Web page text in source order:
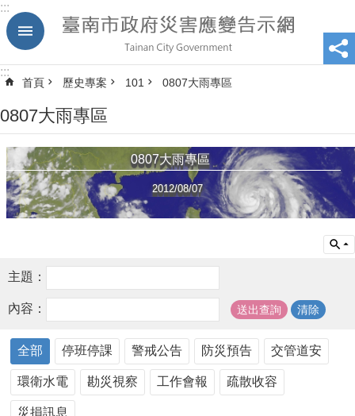
跳到主要內容區塊
:::
:::
首頁 歷史專案 101 0807大雨專區
0807大雨專區
0807大雨專區
2012/08/07
主題：
內容：
全部 停班停課 警戒公告 防災預告 交管道安
環衛水電 勘災視察 工作會報 疏散收容
災損訊息